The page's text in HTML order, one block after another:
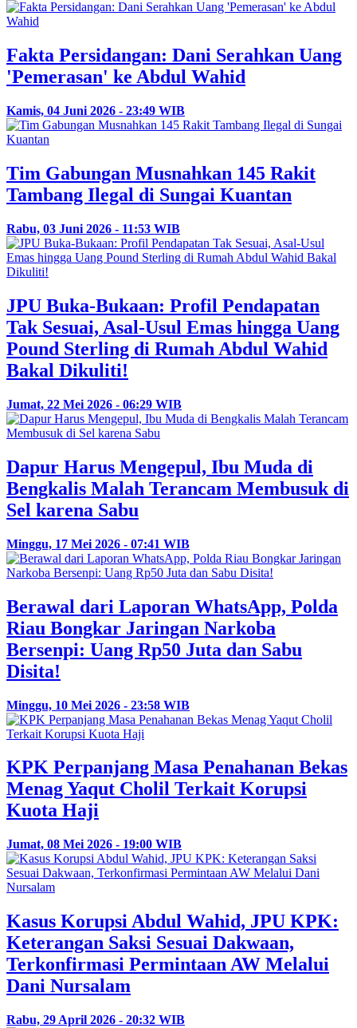
Fakta Persidangan: Dani Serahkan Uang
'Pemerasan' ke Abdul Wahid
Kamis, 04 Juni 2026 - 23:49 WIB
Tim Gabungan Musnahkan 145 Rakit
Tambang Ilegal di Sungai Kuantan
Rabu, 03 Juni 2026 - 11:53 WIB
JPU Buka-Bukaan: Profil Pendapatan
Tak Sesuai, Asal-Usul Emas hingga Uang
Pound Sterling di Rumah Abdul Wahid
Bakal Dikuliti!
Jumat, 22 Mei 2026 - 06:29 WIB
Dapur Harus Mengepul, Ibu Muda di
Bengkalis Malah Terancam Membusuk di
Sel karena Sabu
Minggu, 17 Mei 2026 - 07:41 WIB
Berawal dari Laporan WhatsApp, Polda
Riau Bongkar Jaringan Narkoba
Bersenpi: Uang Rp50 Juta dan Sabu
Disita!
Minggu, 10 Mei 2026 - 23:58 WIB
KPK Perpanjang Masa Penahanan Bekas
Menag Yaqut Cholil Terkait Korupsi
Kuota Haji
Jumat, 08 Mei 2026 - 19:00 WIB
Kasus Korupsi Abdul Wahid, JPU KPK:
Keterangan Saksi Sesuai Dakwaan,
Terkonfirmasi Permintaan AW Melalui
Dani Nursalam
Rabu, 29 April 2026 - 20:32 WIB